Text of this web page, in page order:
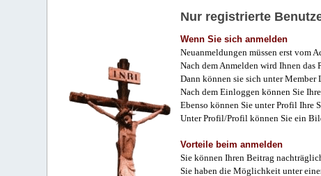
Nur registrierte
Wenn Sie sich anmelden
Neuanmeldungen müssen erst vom
Nach dem Anmelden wird Ihnen das
Dann können sie sich unter
Nach dem Einloggen können Sie
Ebenso können Sie unter Profil Ihre
Unter Profil/Profil können Sie ein
Vorteile beim anmelden
Sie können Ihren Beitrag
Sie haben die Möglichkeit unter